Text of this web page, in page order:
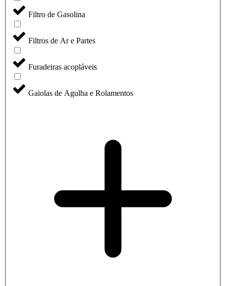
Filtro de Gasolina
Filtros de Ar e Partes
Furadeiras acopláveis
Gaiolas de Agulha e Rolamentos